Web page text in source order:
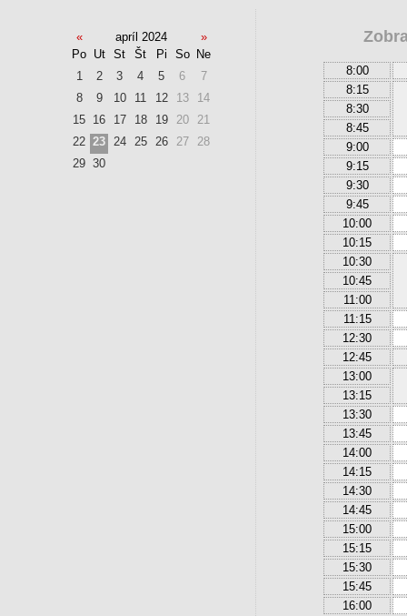
8:00
8:15
8:30
8:45
9:00
9:15
9:30
9:45
10:00
10:15
10:30
10:45
11:00
11:15
12:30
12:45
13:00
13:15
13:30
13:45
14:00
14:15
14:30
14:45
15:00
15:15
15:30
15:45
16:00
« apríl 2024
»
Po Ut St Št Pi So
Ne
1
2 3 4 5 6
7
8
9 10 11 12 13
14
15 16 17 18 19 20
21
22 23 24 25 26 27
28
29 30